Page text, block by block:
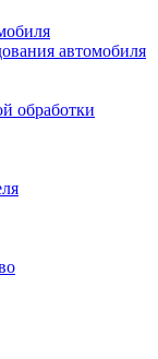
автомобиля
обработки